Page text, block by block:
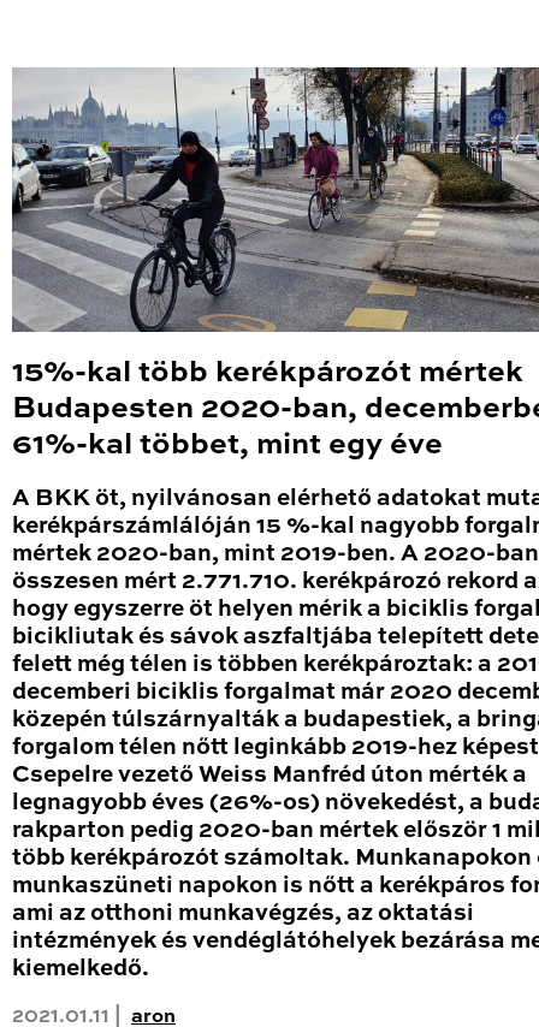
15%-kal több kerékpározót mértek
Budapesten 2020-ban,
61%-kal többet, mint egy éve
A BKK öt, nyilvánosan elérhető adatokat
kerékpárszámlálóján 15 %-kal nagyobb
mértek 2020-ban, mint 2019-ben. A 2020-ban
összesen mért 2.771.710. kerékpározó rekord
hogy egyszerre öt helyen mérik a biciklis
bicikliutak és sávok aszfaltjába telepített
felett még télen is többen kerékpároztak: a
decemberi biciklis forgalmat már 2020
közepén túlszárnyalták a budapestiek, a
forgalom télen nőtt leginkább 2019-hez
Csepelre vezető Weiss Manfréd úton mérték a
legnagyobb éves (26%-os) növekedést, a
rakparton pedig 2020-ban mértek először 1
több kerékpározót számoltak. Munkanapokon
munkaszüneti napokon is nőtt a kerékpáros
ami az otthoni munkavégzés, az oktatási
intézmények és vendéglátóhelyek bezárása
kiemelkedő.
2021.01.11 | aron